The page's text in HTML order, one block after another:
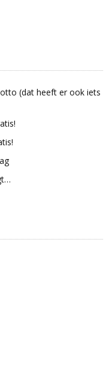
(dat heeft er ook iets